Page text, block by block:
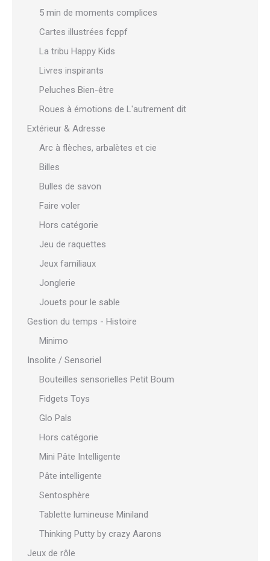
5 min de moments complices
Cartes illustrées fcppf
La tribu Happy Kids
Livres inspirants
Peluches Bien-être
Roues à émotions de L'autrement dit
Extérieur & Adresse
Arc à flèches, arbalètes et cie
Billes
Bulles de savon
Faire voler
Hors catégorie
Jeu de raquettes
Jeux familiaux
Jonglerie
Jouets pour le sable
Gestion du temps - Histoire
Minimo
Insolite / Sensoriel
Bouteilles sensorielles Petit Boum
Fidgets Toys
Glo Pals
Hors catégorie
Mini Pâte Intelligente
Pâte intelligente
Sentosphère
Tablette lumineuse Miniland
Thinking Putty by crazy Aarons
Jeux de rôle